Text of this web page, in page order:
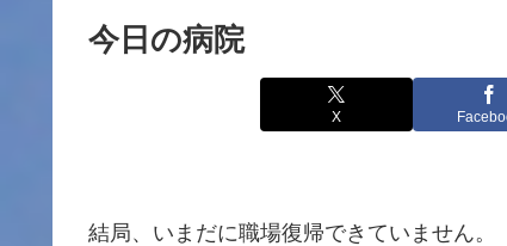
今日の病院
X
結局、いまだに職場復帰できていません